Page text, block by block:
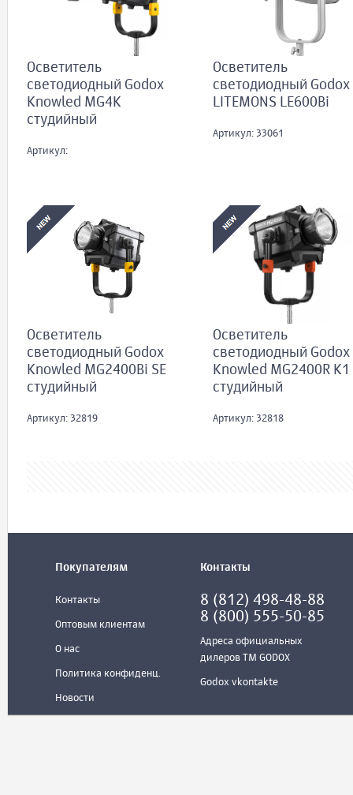
Осветитель
светодиодный Godox
Knowled MG4K
студийный
Артикул:
Осветитель
светодиодный Godox
LITEMONS LE600Bi
Артикул: 33061
Осветитель
светодиодный Godox
Knowled MG2400Bi SE
студийный
Артикул: 32819
Осветитель
светодиодный Godox
Knowled MG2400R K1
студийный
Артикул: 32818
Покупателям
Контакты
Оптовым клиентам
О нас
Политика конфиденц.
Новости
Контакты
8 (812) 498-48-88
8 (800) 555-50-85
Адреса официальных
дилеров ТМ GODOX
Godox vkontakte